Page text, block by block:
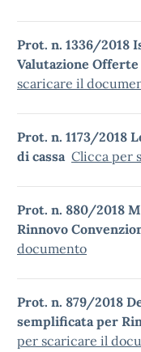
Prot. n. 1336/2018
Valutazione Offerte
scaricare il
Prot. n. 1173/2018
di cassa Clicca per
Prot. n. 880/2018
Rinnovo
documento
Prot. n. 879/2018
semplificata per
per scaricare il